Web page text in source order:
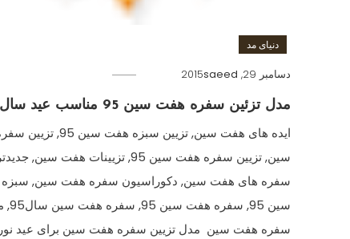
دنیای مد
دسامبر 29, 2015 saeed
مدل تزئین سفره هفت سین 95 مناسب عید سال 1395
ایده های هفت سین, تزیین سبزه هفت
سین, تزیین سفره هفت سین 95, تزیینات هفت سین,
سفره های هفت سین, دکوراسیون سفره هفت سین,
سین 95,
سفره هفت سین مدل تزیین سفره هفت سین برای عید